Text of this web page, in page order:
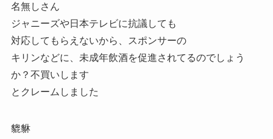
名無しさん
ジャニーズや日本テレビに抗議しても
対応してもらえないから、スポンサーの
キリンなどに、未成年飲酒を促進されてるのでしょう
か？不買いします
とクレームしました
貔貅